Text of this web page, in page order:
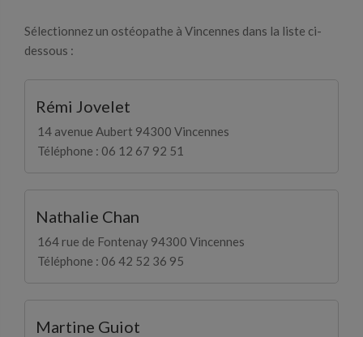
Sélectionnez un ostéopathe à Vincennes dans la liste ci-
dessous :
Rémi Jovelet
14 avenue Aubert 94300 Vincennes
Téléphone : 06 12 67 92 51
Nathalie Chan
164 rue de Fontenay 94300 Vincennes
Téléphone : 06 42 52 36 95
Martine Guiot